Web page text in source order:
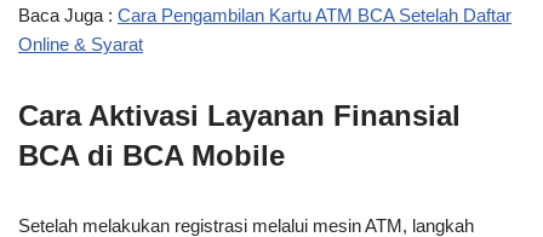
Baca Juga : Cara Pengambilan Kartu ATM BCA Setelah Daftar
Online & Syarat
Cara Aktivasi Layanan Finansial
BCA di BCA Mobile
Setelah melakukan registrasi melalui mesin ATM, langkah